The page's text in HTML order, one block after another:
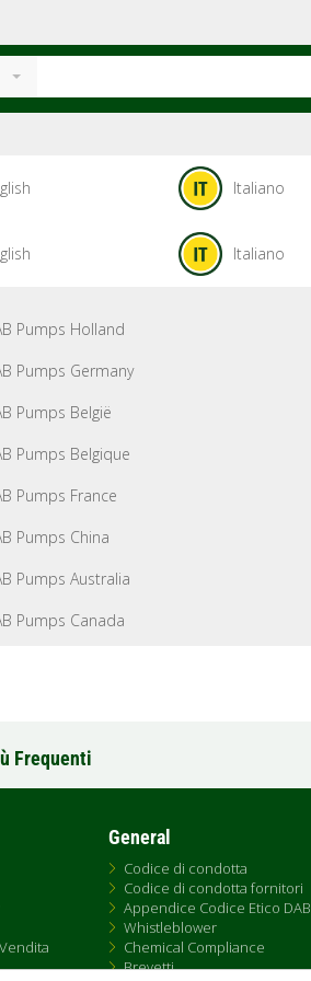
Italiano
Italiano
Pumps Holland
Pumps Germany
Pumps België
Pumps Belgique
Pumps France
Pumps China
Pumps Australia
Pumps Canada
Frequenti
General
Codice di condotta
Codice di condotta fornitori
Appendice Codice Etico DAB
Whistleblower
Chemical Compliance
Brevetti